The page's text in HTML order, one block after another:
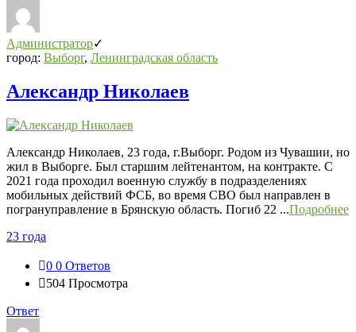
Администратор
город: Выборг, Ленинградская область
Александр Николаев
Александр Николаев, 23 года, г.Выборг. Родом из Чувашии, но
жил в Выборге. Был старшим лейтенантом, на контракте. С
2021 года проходил военную службу в подразделениях
мобильных действий ФСБ, во время СВО был направлен в
погрануправление в Брянскую область. Погиб 22 ...Подробнее
23 года
0 0 Ответов
504 Просмотра
Ответ